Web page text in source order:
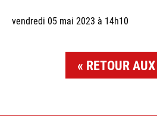
vendredi 05 mai 2023 à 14h10
RETOUR